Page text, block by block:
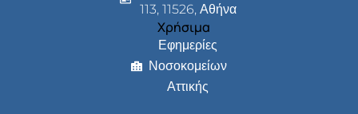
113, 11526, Αθήνα
Χρήσιμα
Εφημερίες
Νοσοκομείων
Αττικής